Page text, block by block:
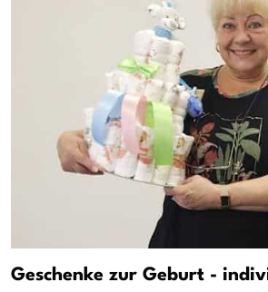
Geschenke zur Geburt -